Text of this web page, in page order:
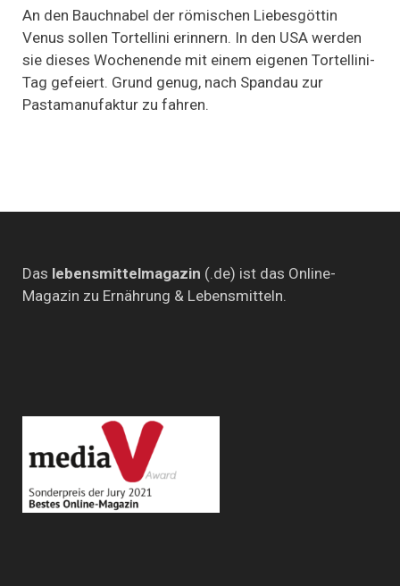
Hülle
und
Fülle:
An den Bauchnabel der römischen Liebesgöttin
Venus sollen Tortellini erinnern. In den USA werden
sie dieses Wochenende mit einem eigenen Tortellini-
Tag gefeiert. Grund genug, nach Spandau zur
Pastamanufaktur zu fahren.
Das lebensmittelmagazin (.de) ist das Online-
Magazin zu Ernährung & Lebensmitteln.